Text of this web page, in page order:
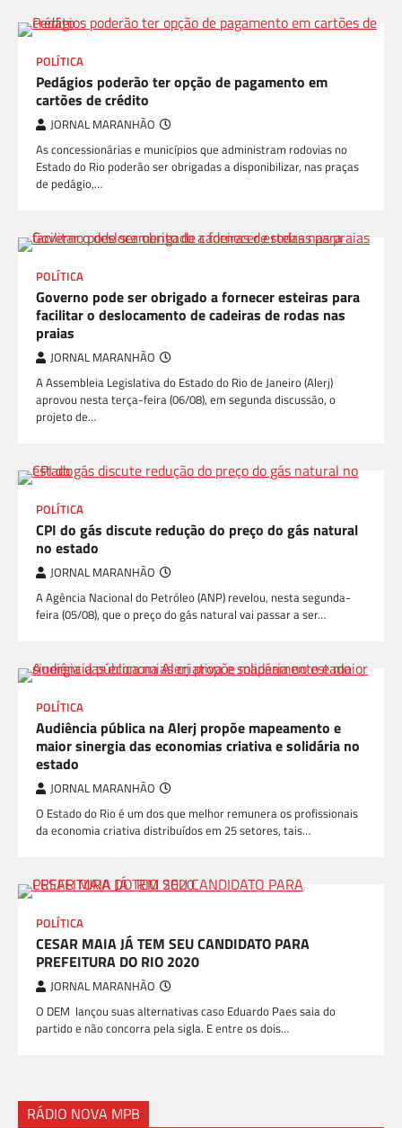
POLÍTICA
Pedágios poderão ter opção de pagamento em
cartões de crédito
JORNAL MARANHÃO
As concessionárias e municípios que administram rodovias no
Estado do Rio poderão ser obrigadas a disponibilizar, nas praças
de pedágio,…
POLÍTICA
Governo pode ser obrigado a fornecer esteiras para
facilitar o deslocamento de cadeiras de rodas nas
praias
JORNAL MARANHÃO
A Assembleia Legislativa do Estado do Rio de Janeiro (Alerj)
aprovou nesta terça-feira (06/08), em segunda discussão, o
projeto de…
POLÍTICA
CPI do gás discute redução do preço do gás natural
no estado
JORNAL MARANHÃO
A Agência Nacional do Petróleo (ANP) revelou, nesta segunda-
feira (05/08), que o preço do gás natural vai passar a ser…
POLÍTICA
Audiência pública na Alerj propõe mapeamento e
maior sinergia das economias criativa e solidária no
estado
JORNAL MARANHÃO
O Estado do Rio é um dos que melhor remunera os profissionais
da economia criativa distribuídos em 25 setores, tais…
POLÍTICA
CESAR MAIA JÁ TEM SEU CANDIDATO PARA
PREFEITURA DO RIO 2020
JORNAL MARANHÃO
O DEM lançou suas alternativas caso Eduardo Paes saia do
partido e não concorra pela sigla. E entre os dois…
RÁDIO NOVA MPB